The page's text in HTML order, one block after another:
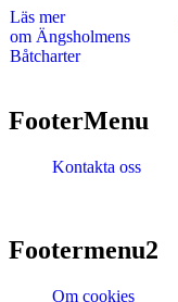
Läs mer
om Ängsholmens
Båtcharter
FooterMenu
Kontakta oss
Footermenu2
Om cookies